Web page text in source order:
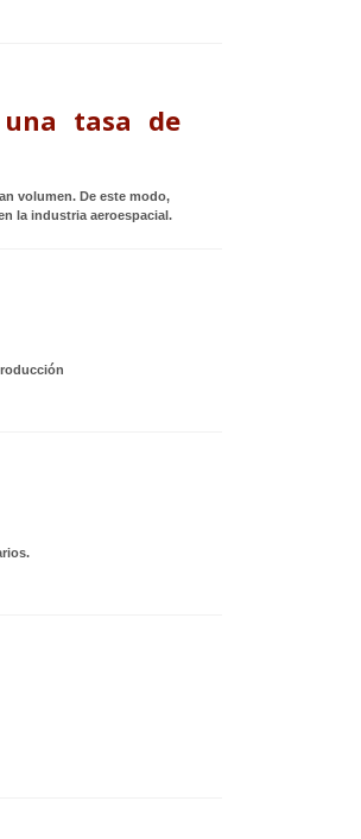
una tasa de
volumen. De este modo,
la industria aeroespacial.